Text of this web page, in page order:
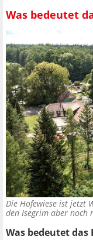
Was bedeutet
Die Hofewiese ist jetzt
den Isegrim aber noch
Was bedeutet